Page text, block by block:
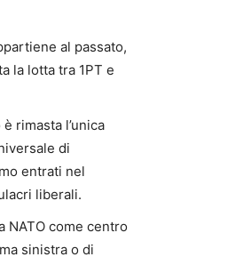
al passato,
la lotta tra 1PT e
rimasta l’unica
di
entrati nel
liberali.
NATO come centro
sinistra o di